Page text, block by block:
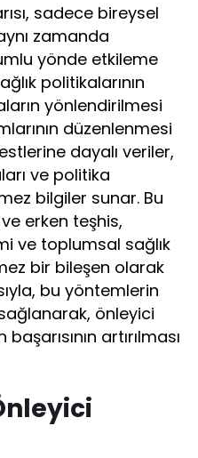
sadece bireysel
zamanda
yönde etkileme
politikalarının
yönlendirilmesi
düzenlenmesi
dayalı veriler,
ve politika
bilgiler sunar. Bu
erken teşhis,
ve toplumsal sağlık
bir bileşen olarak
bu yöntemlerin
önleyici
artırılması